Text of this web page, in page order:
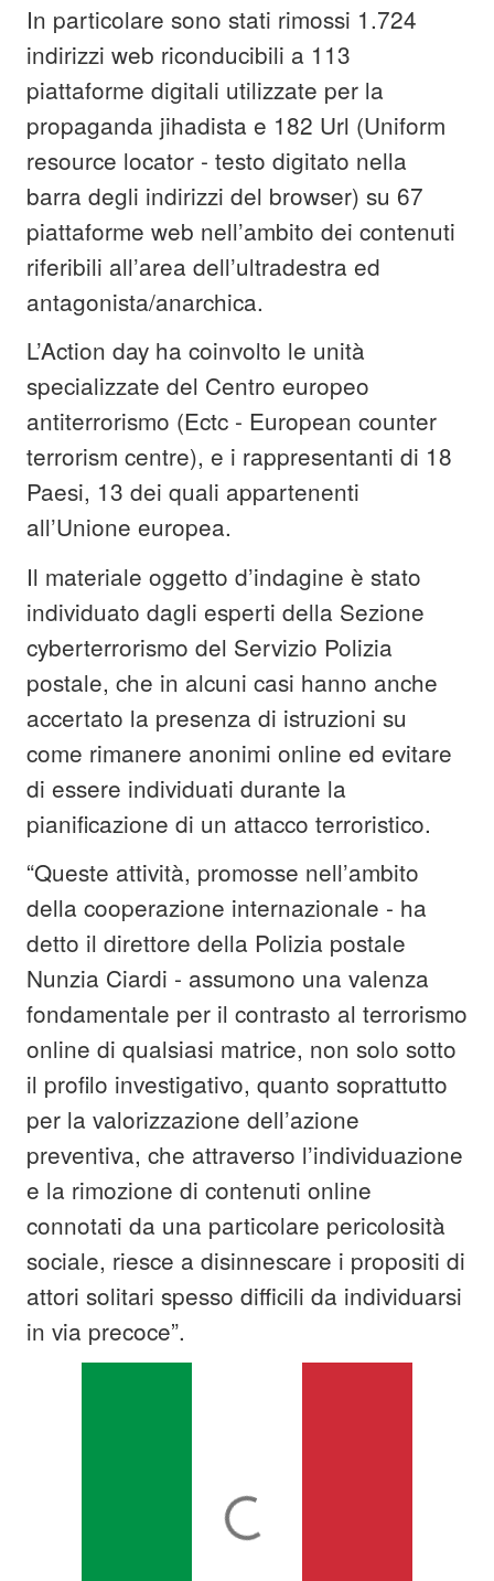
In particolare sono stati rimossi 1.724
indirizzi web riconducibili a 113
piattaforme digitali utilizzate per la
propaganda jihadista e 182 Url (Uniform
resource locator - testo digitato nella
barra degli indirizzi del browser) su 67
piattaforme web nell’ambito dei contenuti
riferibili all’area dell’ultradestra ed
antagonista/anarchica.
L’Action day ha coinvolto le unità
specializzate del Centro europeo
antiterrorismo (Ectc - European counter
terrorism centre), e i rappresentanti di 18
Paesi, 13 dei quali appartenenti
all’Unione europea.
Il materiale oggetto d’indagine è stato
individuato dagli esperti della Sezione
cyberterrorismo del Servizio Polizia
postale, che in alcuni casi hanno anche
accertato la presenza di istruzioni su
come rimanere anonimi online ed evitare
di essere individuati durante la
pianificazione di un attacco terroristico.
“Queste attività, promosse nell’ambito
della cooperazione internazionale - ha
detto il direttore della Polizia postale
Nunzia Ciardi - assumono una valenza
fondamentale per il contrasto al terrorismo
online di qualsiasi matrice, non solo sotto
il profilo investigativo, quanto soprattutto
per la valorizzazione dell’azione
preventiva, che attraverso l’individuazione
e la rimozione di contenuti online
connotati da una particolare pericolosità
sociale, riesce a disinnescare i propositi di
attori solitari spesso difficili da individuarsi
in via precoce”.